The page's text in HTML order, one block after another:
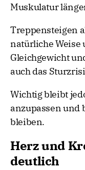
Muskulatur
Treppensteigen
natürliche Weise
Gleichgewicht
auch das
Wichtig bleibt
anzupassen und
bleiben.
Herz und
deutlich